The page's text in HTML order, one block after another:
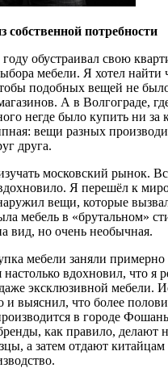
собственной потребности
обустраивал свою
мебели. Я хотел найти
подобных вещей не
А в Волгограде,
негде было купить ни за
вещи разных
друга.
московский рынок.
Я перешёл к
вещи, которые
мебель в «брутальном»
вид, но очень необычная.
мебели заняли примерно
настолько вдохновил, что я
эксклюзивной мебели.
и выяснил, что более
в городе
как правило, делают
а затем отдают китайцам